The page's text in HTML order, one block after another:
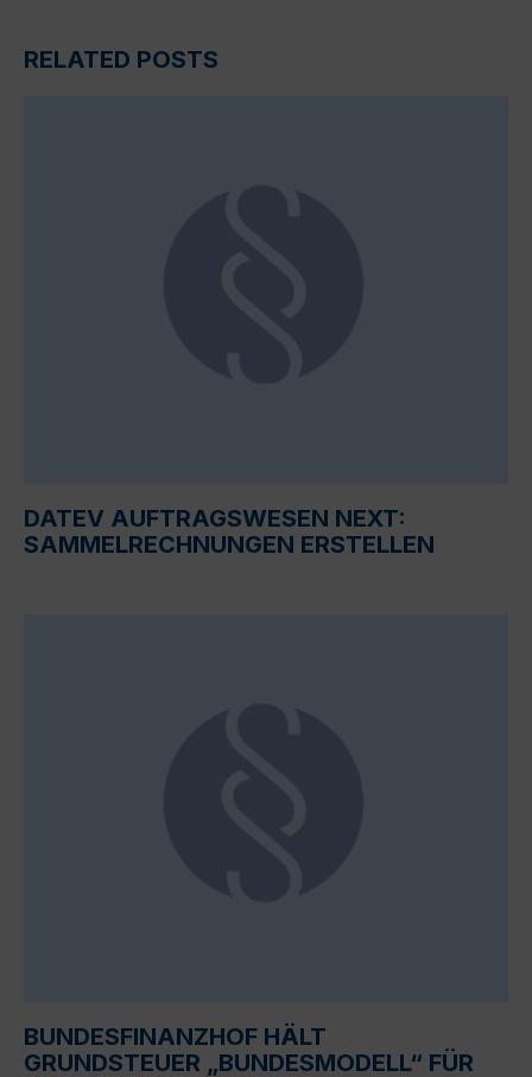
RELATED POSTS
DATEV AUFTRAGSWESEN NEXT:
SAMMELRECHNUNGEN ERSTELLEN
BUNDESFINANZHOF HÄLT
GRUNDSTEUER „BUNDESMODELL“ FÜR